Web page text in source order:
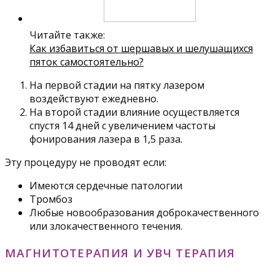
Читайте также:
Как избавиться от шершавых и шелушащихся
пяток самостоятельно?
На первой стадии на пятку лазером
воздействуют ежедневно.
На второй стадии влияние осуществляется
спустя 14 дней с увеличением частоты
фонирования лазера в 1,5 раза.
Эту процедуру не проводят если:
Имеются сердечные патологии
Тромбоз
Любые новообразования доброкачественного
или злокачественного течения.
МАГНИТОТЕРАПИЯ И УВЧ ТЕРАПИЯ